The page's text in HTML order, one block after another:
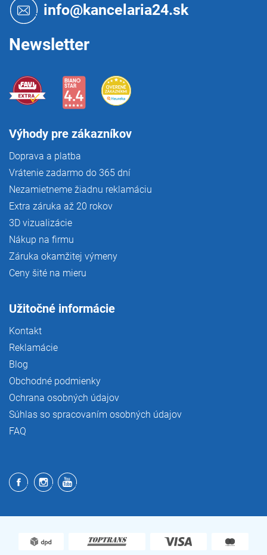
info@kancelaria24.sk
Newsletter
Výhody pre zákazníkov
Doprava a platba
Vrátenie zadarmo do 365 dní
Nezamietneme žiadnu reklamáciu
Extra záruka až 20 rokov
3D vizualizácie
Nákup na firmu
Záruka okamžitej výmeny
Ceny šité na mieru
Užitočné informácie
Kontakt
Reklamácie
Blog
Obchodné podmienky
Ochrana osobných údajov
Súhlas so spracovaním osobných údajov
FAQ